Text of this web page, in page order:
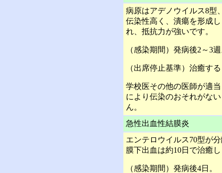
病原はアデノウイルス8型
伝染性高く、潰瘍を形成
れ、抵抗力が強いです。
（感染期間）発病後2～3
（出席停止基準）治癒す
学校医その他の医師が適
により伝染のおそれがな
ん。
急性出血性結膜炎
エンテロウイルス70型が
膜下出血は約10日で治癒
（感染期間）発病後4日。